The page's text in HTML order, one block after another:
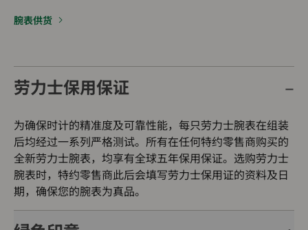
腕表供货
劳力士保用保证
为确保时计的精准度及可靠性能，每只劳力士腕表在组装
后均经过一系列严格测试。所有在任何特约零售商购买的
全新劳力士腕表，均享有全球五年保用保证。选购劳力士
腕表时，特约零售商此后会填写劳力士保用证的资料及日
期，确保您的腕表为真品。